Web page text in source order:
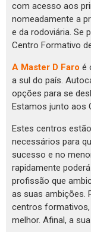
com acesso aos
nomeadamente a
e da rodoviária. Se
Centro Formativo
A Master D Faro é
a sul do país.
opções para se
Estamos junto aos
Estes centros
necessários para
sucesso e no
rapidamente
profissão que
as suas ambições.
centros formativos,
melhor. Afinal, a